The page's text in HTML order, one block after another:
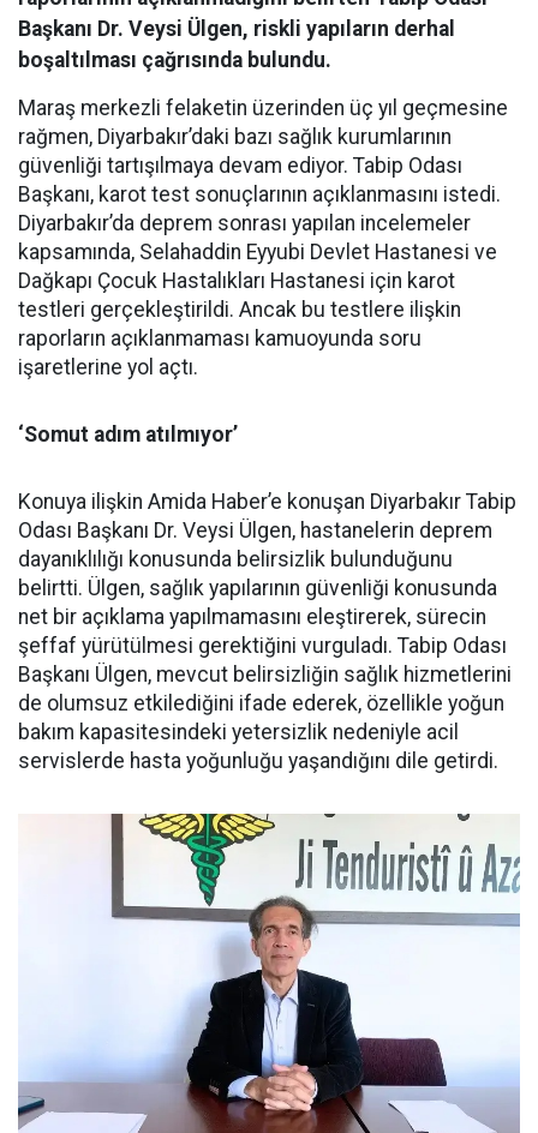
Başkanı Dr. Veysi Ülgen, riskli yapıların derhal
boşaltılması çağrısında bulundu.
Maraş merkezli felaketin üzerinden üç yıl geçmesine
rağmen, Diyarbakır’daki bazı sağlık kurumlarının
güvenliği tartışılmaya devam ediyor. Tabip Odası
Başkanı, karot test sonuçlarının açıklanmasını istedi.
Diyarbakır’da deprem sonrası yapılan incelemeler
kapsamında, Selahaddin Eyyubi Devlet Hastanesi ve
Dağkapı Çocuk Hastalıkları Hastanesi için karot
testleri gerçekleştirildi. Ancak bu testlere ilişkin
raporların açıklanmaması kamuoyunda soru
işaretlerine yol açtı.
‘Somut adım atılmıyor’
Konuya ilişkin Amida Haber’e konuşan Diyarbakır Tabip
Odası Başkanı Dr. Veysi Ülgen, hastanelerin deprem
dayanıklılığı konusunda belirsizlik bulunduğunu
belirtti. Ülgen, sağlık yapılarının güvenliği konusunda
net bir açıklama yapılmamasını eleştirerek, sürecin
şeffaf yürütülmesi gerektiğini vurguladı. Tabip Odası
Başkanı Ülgen, mevcut belirsizliğin sağlık hizmetlerini
de olumsuz etkilediğini ifade ederek, özellikle yoğun
bakım kapasitesindeki yetersizlik nedeniyle acil
servislerde hasta yoğunluğu yaşandığını dile getirdi.